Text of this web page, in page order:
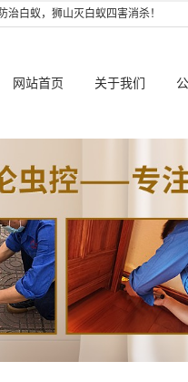
白蚁，狮山灭白蚁四害消杀！
网站首页 关于我们